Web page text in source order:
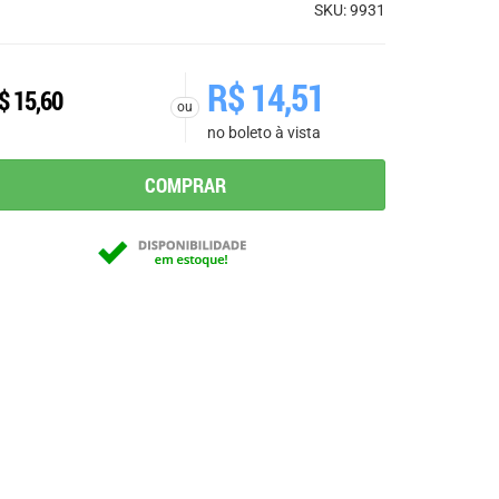
SKU: 9931
15,60 ou R$14,51
no boleto à vista
COMPRAR